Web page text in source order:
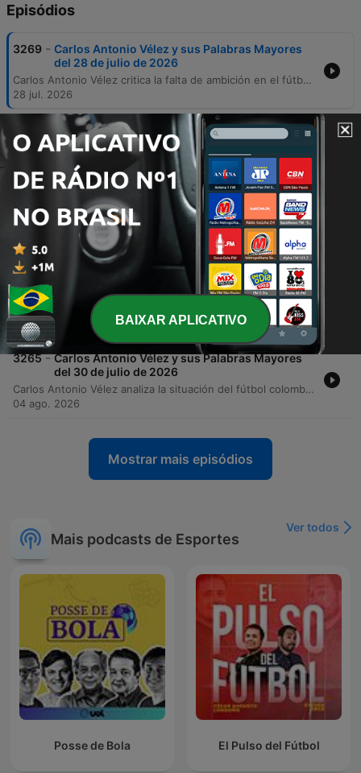
Episódios
3269 - Carlos Antonio Vélez y sus Palabras Mayores
del 28 de julio de 2026
Carlos Antonio Vélez critica la falta de ambición en el fútbol colombiano y analiza las irregularidades en los periodos presidenciales de la Federación Colombiana de Fútbol. Además, desmiente presiones de promotores para convocar jugadores específicos. El episodio también aborda noticias internacionales y locales, incluyendo polémicas sobre convocatorias técnicas, un incidente en el camerino con Durán y posibles transferencias de jugadores como Lucho hacia Al-Hilal, Lucumí y Juanfer Quintero.
28 jul. 2026
Carlos Antonio Vélez y sus Palabras Mayores
del 27 de julio de 2026
Carlos Antonio Vélez analiza la llegada de Klopp y compara su situación con el panorama técnico colombiano, criticando la falta de transparencia en la federación. El episodio también explora el impacto de la inteligencia artificial y la interpretación de la data en el fútbol moderno. Además, se examina el rendimiento estadístico de jugadores como Kevin Mier y Tino Gómez, la actualidad de Juanfer Quintero y la situación arbitral en el fútbol colombiano, junto con un análisis de las actuaciones recientes de equipos como América y Millonarios.
27 jul. 2026
Carlos Antonio Vélez y sus Palabras Mayores
del 5 de agosto de 2026
05 ago. 2026
-
Carlos Antonio Vélez y sus Palabras Mayores
del 29 de julio de 2026
29 jul. 2026
3265 - Carlos Antonio Vélez y sus Palabras Mayores
del 30 de julio de 2026
Carlos Antonio Vélez analiza la situación del fútbol colombiano, criticando la gestión de procesos pasados y los peligros de los empresarios que buscan beneficios personales con jugadores jóvenes. También aborda las posibles sanciones a la selección argentina y la oportunidad para Colombia en la próxima Copa América. El episodio también explora las tensiones en la asamblea de Dimayor respecto a los derechos de televisión, aclarando que la repartición no depende del operador Win. Finalmente, se analiza la estructura comercial de la FIFA y el desempeño defensivo del Medellín.
04 ago. 2026
Mostrar mais episódios
Mais podcasts de Esportes
Ver todos
Posse de Bola El Pulso del Fútbol
BAIXAR APLICATIVO